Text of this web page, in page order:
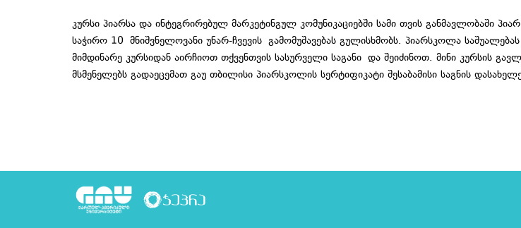
კურსი პიარსა და ინტეგრირებულ მარკეტინგულ კომუნიკაციებში სამი თვის განმავლობაში
საჭირო 10 მნიშვნელოვანი უნარ-ჩვევის გამომუშავებას გულისხმობს. პიარსკოლა
მიმდინარე კურსიდან აირჩიოთ თქვენთვის სასურველი საგანი და შეიძინოთ. მინი კურსის
მსმენელებს გადაეცემათ გაუ თბილისი პიარსკოლის სერტიფიკატი შესაბამისი საგნის